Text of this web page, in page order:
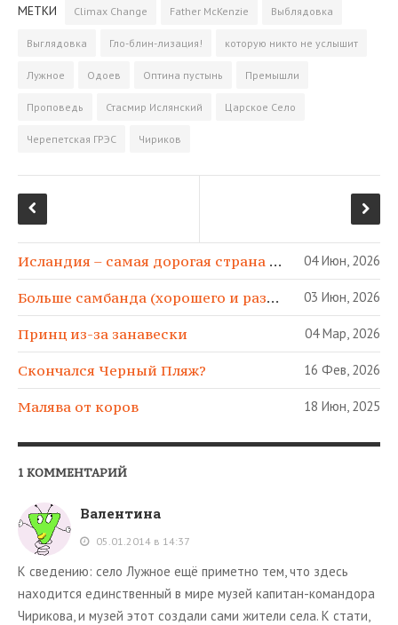
b
o
k
g
r
t
e
l
s
s
i
р
а
в
и
МЕТКИ Climax Change Father McKenzie Выблядовка
Выглядовка Гло-блин-лизация! которую никто не услышит
Лужное Одоев Оптина пустынь Премышли
Проповедь Стасмир Ислянский Царское Село
Черепетская ГРЭС Чириков
Исландия – самая дорогая страна в МИРЕ! 04 Июн, 2026
Больше самбанда (хорошего и разного)! 03 Июн, 2026
Принц из-за занавески 04 Мар, 2026
Скончался Черный Пляж? 16 Фев, 2026
Малява от коров 18 Июн, 2025
1 КОММЕНТАРИЙ
Валентина
05.01.2014 в 14:37
К сведению: село Лужное ещё приметно тем, что здесь
находится единственный в мире музей капитан-командора
Чирикова, и музей этот создали сами жители села. К стати,